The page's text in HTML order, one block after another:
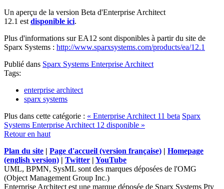
Un aperçu de la version Beta d'Enterprise Architect
12.1 est disponible ici.
Plus d'informations sur EA12 sont disponibles à partir du site de
Sparx Systems : http://www.sparxsystems.com/products/ea/12.1
Publié dans Sparx Systems Enterprise Architect
Tags:
enterprise architect
sparx systems
Plus dans cette catégorie : « Enterprise Architect 11 beta Sparx
Systems Enterprise Architect 12 disponible »
Retour en haut
Plan du site | Page d'accueil (version française) | Homepage
(english version) | Twitter | YouTube
UML, BPMN, SysML sont des marques déposées de l'OMG
(Object Management Group Inc.)
Enterprise Architect est une marque déposée de Sparx Systems Pty